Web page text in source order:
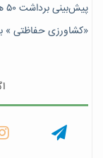
پیش‎‌بینی برداشت ۵۰ هزار تن هلو از باغات چهارمحال و بختیاری
«کشاورزی حفاظتی »